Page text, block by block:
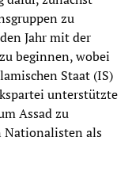
zu
Jahr mit der
beginnen, wobei
Staat (IS)
unterstützte
Assad zu
Nationalisten als